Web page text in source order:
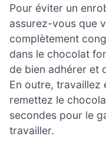
Pour éviter un
assurez-vous que
complètement
dans le chocolat
de bien adhérer et
En outre, travaillez
remettez le
secondes pour le
travailler.